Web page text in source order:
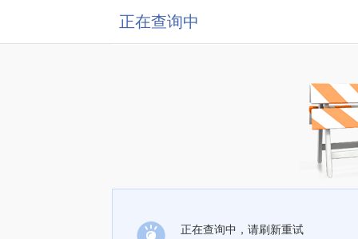
正在查询中
正在查询中，请刷新重试